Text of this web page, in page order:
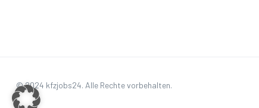
© 2024 kfzjobs24. Alle Rechte vorbehalten.